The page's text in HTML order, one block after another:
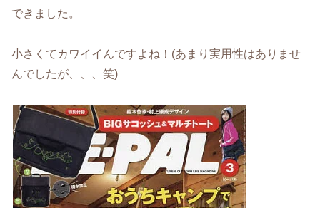
できました。
小さくてカワイイんですよね！(あまり実用性はありませ
んでしたが、、、笑)